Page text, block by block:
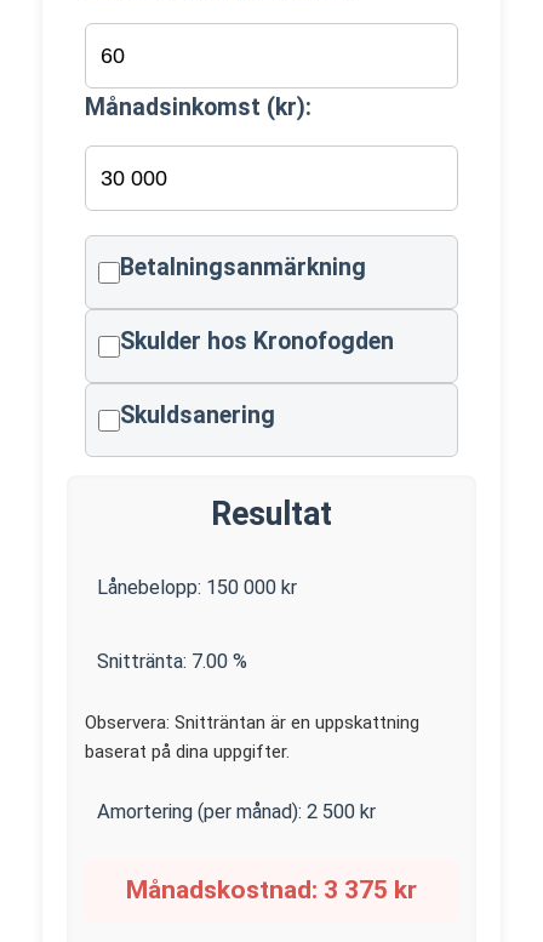
Månadsinkomst (kr):
Betalningsanmärkning
Skulder hos Kronofogden
Skuldsanering
Resultat
Lånebelopp: 150 000 kr
Snittränta: 7.00 %
Observera: Snitträntan är en uppskattning
baserat på dina uppgifter.
Amortering (per månad): 2 500 kr
Månadskostnad: 3 375 kr